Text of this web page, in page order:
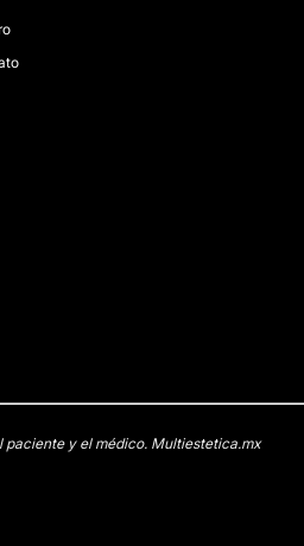
y el médico. Multiestetica.mx